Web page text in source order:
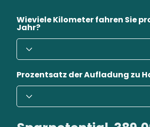
Wieviele Kilometer fahren Sie
Jahr?
Prozentsatz der Aufladung zu